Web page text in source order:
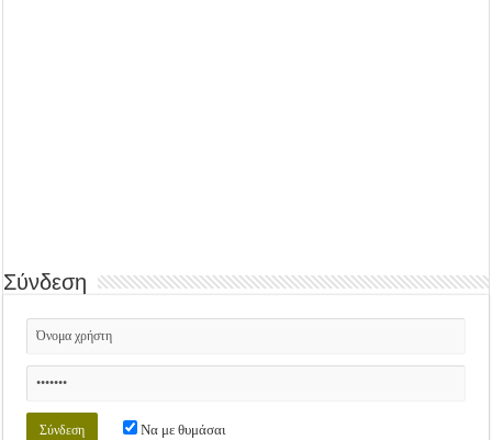
Σύνδεση
Να με θυμάσαι